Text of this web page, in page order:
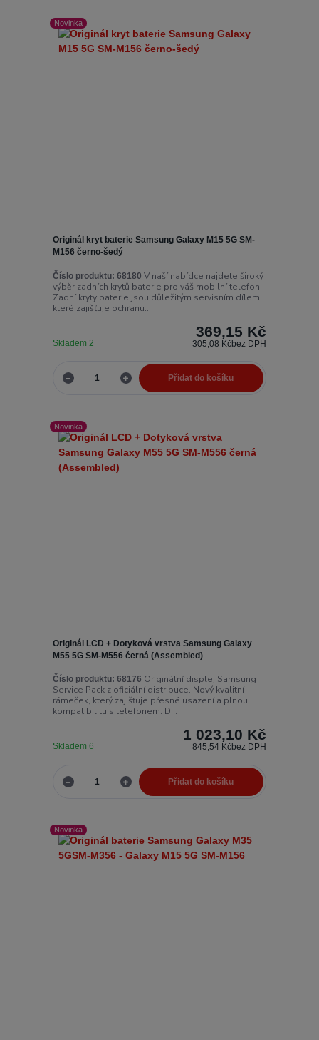
Novinka
Originál kryt baterie Samsung Galaxy M15 5G SM-
M156 černo-šedý
Číslo produktu: 68180 V naší nabídce najdete široký
výběr zadních krytů baterie pro váš mobilní telefon.
Zadní kryty baterie jsou důležitým servisním dílem,
které zajišťuje ochranu...
369,15 Kč
305,08 Kčbez DPH
Skladem 2
Přidat do košíku
Novinka
Originál LCD + Dotyková vrstva Samsung Galaxy
M55 5G SM-M556 černá (Assembled)
Číslo produktu: 68176 Originální displej Samsung
Service Pack z oficiální distribuce. Nový kvalitní
rámeček, který zajišťuje přesné usazení a plnou
kompatibilitu s telefonem. D...
1 023,10 Kč
845,54 Kčbez DPH
Skladem 6
Přidat do košíku
Novinka